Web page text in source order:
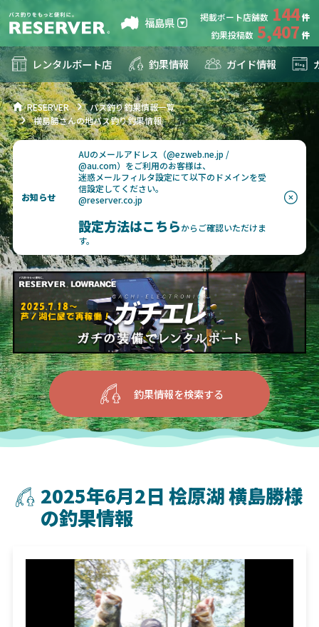
福島県 掲載ボート店舗数 144
釣果投稿数 5,407
レンタルボート店 釣果情報 ガイド情報
RESERVER
バス釣り釣果情報一覧
横島勝さんの地バス釣り釣果情報
お知らせ
AUのメールアドレス（@ezweb.ne.jp /
@au.com）をご利用のお客様は、
迷惑メールフィルタ設定にて以下のドメインを受
信設定してください。
@reserver.co.jp
設定方法はこちらからご確認いただけま
す。
釣果情報を検索する
2025年6月2日 桧原湖 横島勝様
の釣果情報